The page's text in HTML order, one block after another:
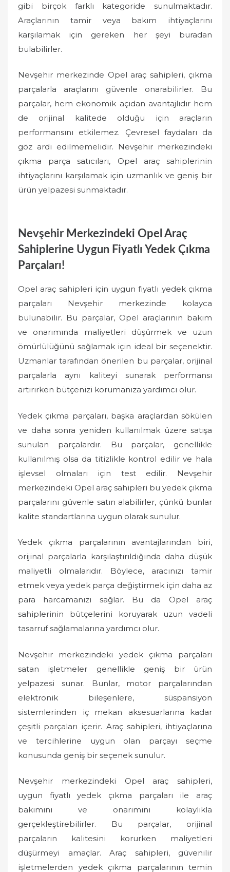
gibi birçok farklı kategoride sunulmaktadır.
Araçlarının tamir veya bakım ihtiyaçlarını
karşılamak için gereken her şeyi buradan
bulabilirler.
Nevşehir merkezinde Opel araç sahipleri, çıkma
parçalarla araçlarını güvenle onarabilirler. Bu
parçalar, hem ekonomik açıdan avantajlıdır hem
de orijinal kalitede olduğu için araçların
performansını etkilemez. Çevresel faydaları da
göz ardı edilmemelidir. Nevşehir merkezindeki
çıkma parça satıcıları, Opel araç sahiplerinin
ihtiyaçlarını karşılamak için uzmanlık ve geniş bir
ürün yelpazesi sunmaktadır.
Nevşehir Merkezindeki Opel Araç
Sahiplerine Uygun Fiyatlı Yedek Çıkma
Parçaları!
Opel araç sahipleri için uygun fiyatlı yedek çıkma
parçaları Nevşehir merkezinde kolayca
bulunabilir. Bu parçalar, Opel araçlarının bakım
ve onarımında maliyetleri düşürmek ve uzun
ömürlülüğünü sağlamak için ideal bir seçenektir.
Uzmanlar tarafından önerilen bu parçalar, orijinal
parçalarla aynı kaliteyi sunarak performansı
artırırken bütçenizi korumanıza yardımcı olur.
Yedek çıkma parçaları, başka araçlardan sökülen
ve daha sonra yeniden kullanılmak üzere satışa
sunulan parçalardır. Bu parçalar, genellikle
kullanılmış olsa da titizlikle kontrol edilir ve hala
işlevsel olmaları için test edilir. Nevşehir
merkezindeki Opel araç sahipleri bu yedek çıkma
parçalarını güvenle satın alabilirler, çünkü bunlar
kalite standartlarına uygun olarak sunulur.
Yedek çıkma parçalarının avantajlarından biri,
orijinal parçalarla karşılaştırıldığında daha düşük
maliyetli olmalarıdır. Böylece, aracınızı tamir
etmek veya yedek parça değiştirmek için daha az
para harcamanızı sağlar. Bu da Opel araç
sahiplerinin bütçelerini koruyarak uzun vadeli
tasarruf sağlamalarına yardımcı olur.
Nevşehir merkezindeki yedek çıkma parçaları
satan işletmeler genellikle geniş bir ürün
yelpazesi sunar. Bunlar, motor parçalarından
elektronik bileşenlere, süspansiyon
sistemlerinden iç mekan aksesuarlarına kadar
çeşitli parçaları içerir. Araç sahipleri, ihtiyaçlarına
ve tercihlerine uygun olan parçayı seçme
konusunda geniş bir seçenek sunulur.
Nevşehir merkezindeki Opel araç sahipleri,
uygun fiyatlı yedek çıkma parçaları ile araç
bakımını ve onarımını kolaylıkla
gerçekleştirebilirler. Bu parçalar, orijinal
parçaların kalitesini korurken maliyetleri
düşürmeyi amaçlar. Araç sahipleri, güvenilir
işletmelerden yedek çıkma parçalarının temin